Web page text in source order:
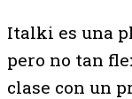
Italki es una
pero no tan
clase con un